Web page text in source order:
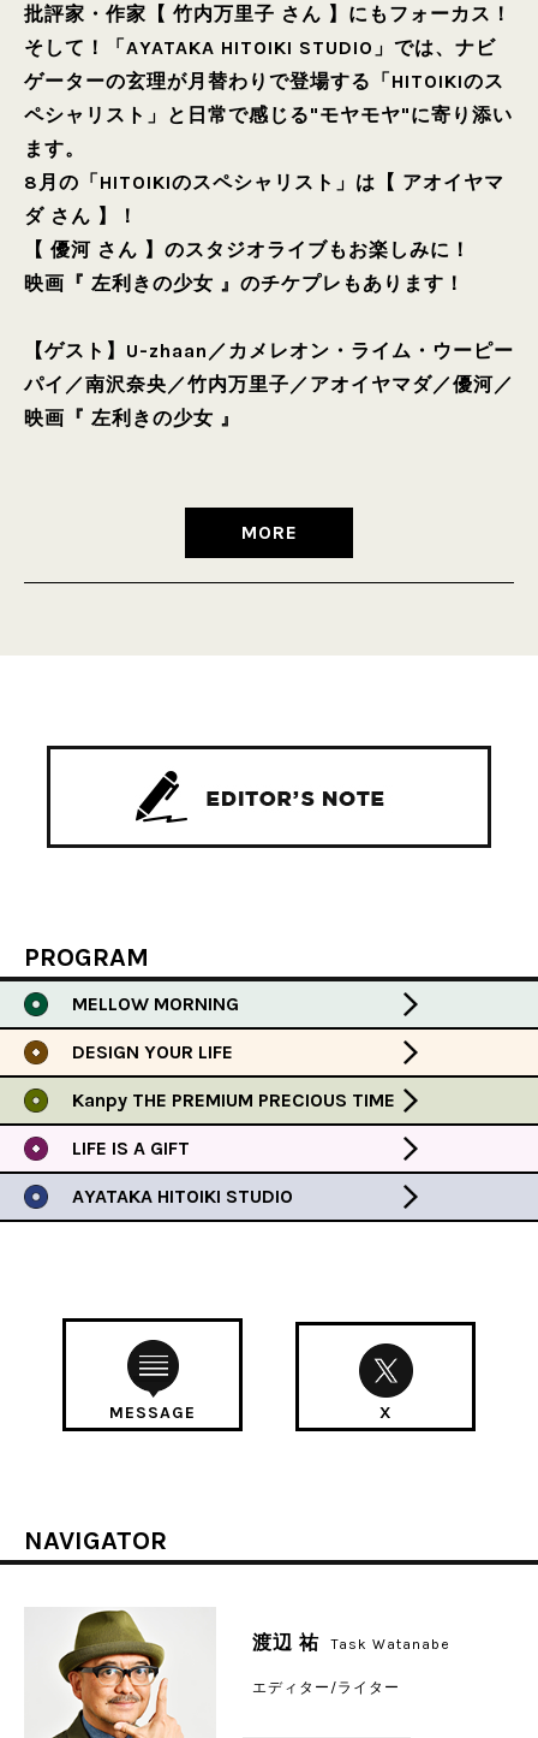
批評家・作家【 竹内万里子 さん 】にもフォーカス！
そして！「AYATAKA HITOIKI STUDIO」では、ナビ
ゲーターの玄理が月替わりで登場する「HITOIKIのス
ペシャリスト」と日常で感じる"モヤモヤ"に寄り添い
ます。
8月の「HITOIKIのスペシャリスト」は【 アオイヤマ
ダ さん 】！
【 優河 さん 】のスタジオライブもお楽しみに！
映画『 左利きの少女 』のチケプレもあります！
【ゲスト】 U-zhaan ／カメレオン・ライム・ウーピー
パイ ／南沢奈央／竹内万里子／アオイヤマダ／優河／
映画『 左利きの少女 』
MORE
PROGRAM
MELLOW MORNING
DESIGN YOUR LIFE
Kanpy THE PREMIUM PRECIOUS TIME
LIFE IS A GIFT
AYATAKA HITOIKI STUDIO
MESSAGE X
NAVIGATOR
渡辺 祐 Task Watanabe
エディター/ライター